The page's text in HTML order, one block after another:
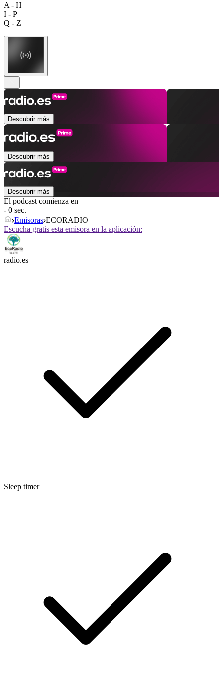
A - H
I - P
Q - Z
Descubrir más
Descubrir más
Descubrir más
El podcast comienza en
- 0 sec.
Emisoras ECORADIO
Escucha gratis esta emisora en la aplicación:
radio.es
Sleep timer